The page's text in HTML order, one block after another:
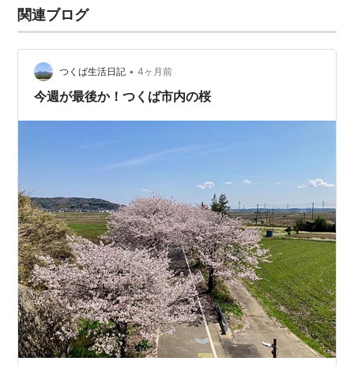
関連ブログ
つくば生活日記 • 4ヶ月前
今週が最後か！つくば市内の桜